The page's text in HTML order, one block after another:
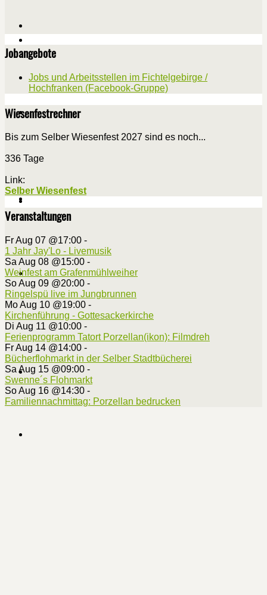
Jobangebote
Jobs und Arbeitsstellen im Fichtelgebirge /
Hochfranken (Facebook-Gruppe)
Wiesenfestrechner
Bis zum Selber Wiesenfest 2027 sind es noch...
336 Tage
Link:
Selber Wiesenfest
Veranstaltungen
Fr Aug 07 @17:00 -
1 Jahr Jay'Lo - Livemusik
Sa Aug 08 @15:00 -
Weinfest am Grafenmühlweiher
So Aug 09 @20:00 -
Ringelspü live im Jungbrunnen
Mo Aug 10 @19:00 -
Kirchenführung - Gottesackerkirche
Di Aug 11 @10:00 -
Ferienprogramm Tatort Porzellan(ikon): Filmdreh
Fr Aug 14 @14:00 -
Bücherflohmarkt in der Selber Stadtbücherei
Sa Aug 15 @09:00 -
Swenne´s Flohmarkt
So Aug 16 @14:30 -
Familiennachmittag: Porzellan bedrucken